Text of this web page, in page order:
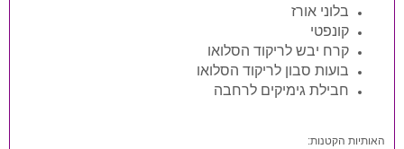
בלוני אורז
קונפטי
קרח יבש לריקוד הסלואו
בועות סבון לריקוד הסלואו
חבילת גימיקים לרחבה
האותיות הקטנות: